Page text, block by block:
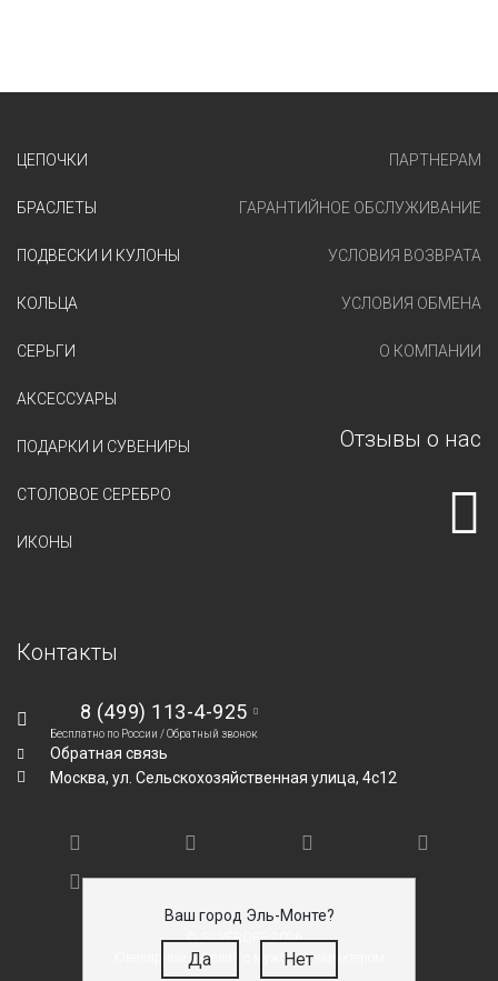
Ваш город Эль-Монте?
Да Нет
ЦЕПОЧКИ
БРАСЛЕТЫ
ПОДВЕСКИ И КУЛОНЫ
КОЛЬЦА
СЕРЬГИ
АКСЕССУАРЫ
ПОДАРКИ И СУВЕНИРЫ
СТОЛОВОЕ СЕРЕБРО
ИКОНЫ
ПАРТНЕРАМ
ГАРАНТИЙНОЕ ОБСЛУЖИВАНИЕ
УСЛОВИЯ ВОЗВРАТА
УСЛОВИЯ ОБМЕНА
О КОМПАНИИ
Отзывы о нас
Контакты
8 (499) 113-4-925
Бесплатно по России /Обратный звонок
Обратная связь
Москва, ул. Сельскохозяйственная улица, 4с12
© SILVEROFF 2026
Ювелирные изделия с мужским характером